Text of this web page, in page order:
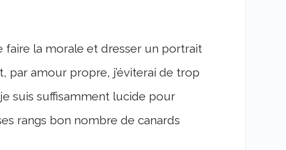
la morale et dresser un portrait
par amour propre, j’éviterai de trop
suis suffisamment lucide pour
rangs bon nombre de canards